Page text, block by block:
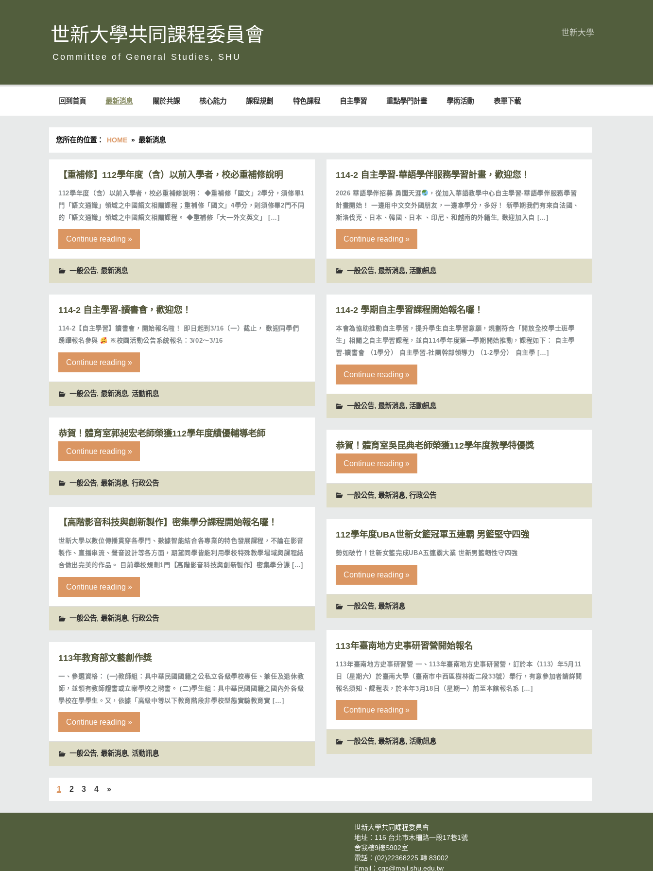
世新大學共同課程委員會 世新大學
回到首頁 最新消息 關於共課 核心能力 課程規劃 特色課程 自主學習 重點學門計畫 學術活動 表單下載
您所在的位置： HOME 最新消息
【重補修】112學年度（含）以前入學者，校必重補修說明
112學年度（含）以前入學者，校必重補修說明： ◆重補修「國文」2學分，須修畢1
門「語文通識」領域之中國語文相關課程；重補修「國文」4學分，則須修畢2門不同
的「語文通識」領域之中國語文相關課程。 ◆重補修「大一外文英文」 […]
Continue reading »
一般公告, 最新消息
114-2 自主學習-華語學伴服務學習計畫，歡迎您！
2026 華語學伴招募 勇闖天涯
，從加入華語教學中心自主學習-華語學伴服務學習
計畫開始！ 一邊用中文交外國朋友，一邊拿學分，多好！ 新學期我們有來自法國、
斯洛伐克、日本、韓國、日本 、印尼、和越南的外籍生, 歡迎加入自 […]
Continue reading »
一般公告, 最新消息, 活動訊息
114-2 自主學習-讀書會，歡迎您！
114-2【自主學習】讀書會，開始報名啦！ 即日起到3/16（一）截止， 歡迎同學們
踴躍報名參與
※校園活動公告系統報名：3/02～3/16
Continue reading »
一般公告, 最新消息, 活動訊息
114-2 學期自主學習課程開始報名囉！
本會為協助推動自主學習，提升學生自主學習意願，規劃符合「開放全校學士班學
生」相關之自主學習課程，並自114學年度第一學期開始推動，課程如下： 自主學
習-讀書會 （1學分） 自主學習-社團幹部領導力 （1-2學分） 自主學 […]
Continue reading »
一般公告, 最新消息, 活動訊息
恭賀！體育室郭昶宏老師榮獲112學年度績優輔導老師
Continue reading »
一般公告, 最新消息, 行政公告
恭賀！體育室吳昆典老師榮獲112學年度教學特優獎
Continue reading »
一般公告, 最新消息, 行政公告
【高階影音科技與創新製作】密集學分課程開始報名囉！
世新大學以數位傳播貫穿各學門、數據智能結合各專業的特色發展課程，不論在影音
製作、直播串流、聲音設計等各方面，期望同學皆能利用學校特殊教學場域與課程結
合做出完美的作品。 目前學校規劃1門【高階影音科技與創新製作】密集學分課 […]
Continue reading »
一般公告, 最新消息, 行政公告
112學年度UBA世新女籃冠軍五連霸 男籃堅守四強
勢如破竹！世新女籃完成UBA五連霸大業 世新男籃韌性守四強
Continue reading »
一般公告, 最新消息
113年臺南地方史事研習營開始報名
113年臺南地方史事研習營 一、113年臺南地方史事研習營，訂於本（113）年5月11
日（星期六）於臺南大學（臺南市中西區樹林街二段33號）舉行，有意參加者請詳閱
報名須知、課程表，於本年3月18日（星期一）前至本館報名系 […]
Continue reading »
一般公告, 最新消息, 活動訊息
113年教育部文藝創作獎
一、參選資格： (一)教師組：具中華民國國籍之公私立各級學校專任、兼任及退休教
師，並領有教師證書或立案學校之聘書。 (二)學生組：具中華民國國籍之國內外各級
學校在學學生。又，依據「高級中等以下教育階段非學校型態實驗教育實 […]
Continue reading »
一般公告, 最新消息, 活動訊息
1 2 3 4 »
世新大學共同課程委員會
地址：116 台北市木柵路一段17巷1號
舍我樓9樓S902室
電話：(02)22368225 轉 83002
Email：cgs@mail.shu.edu.tw